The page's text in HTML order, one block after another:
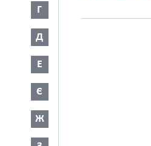
Г
Д
Е
Є
Ж